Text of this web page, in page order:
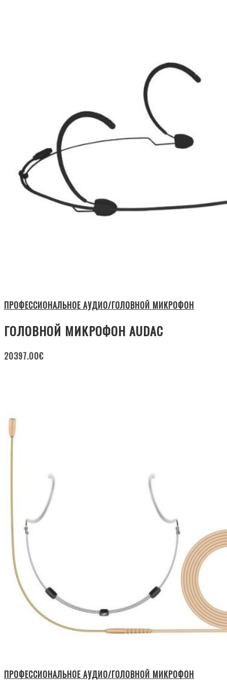
ПРОФЕССИОНАЛЬНОЕ АУДИО/ГОЛОВНОЙ МИКРОФОН
ГОЛОВНОЙ МИКРОФОН AUDAC
20397.00€
ПРОФЕССИОНАЛЬНОЕ АУДИО/ГОЛОВНОЙ МИКРОФОН